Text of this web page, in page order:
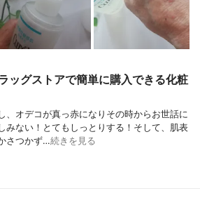
ッグストアで簡単に購入できる化粧
、オデコが真っ赤になりその時からお世話に
みない！とてもしっとりする！そして、肌表
さつかず…続きを見る